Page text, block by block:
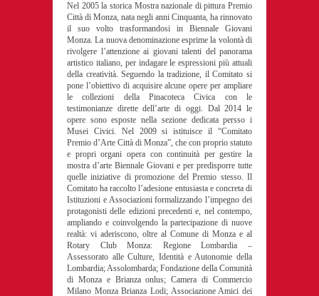
Nel 2005 la storica Mostra nazionale di pittura Premio
Città di Monza, nata negli anni Cinquanta, ha rinnovato
il suo volto trasformandosi in Biennale Giovani
Monza. La nuova denominazione esprime la volontà di
rivolgere l’attenzione ai giovani talenti del panorama
artistico italiano, per indagare le espressioni più attuali
della creatività. Seguendo la tradizione, il Comitato si
pone l’obiettivo di acquisire alcune opere per ampliare
le collezioni della Pinacoteca Civica con le
testimonianze dirette dell’arte di oggi. Dal 2014 le
opere sono esposte nella sezione dedicata persso i
Musei Civici. Nel 2009 si istituisce il “Comitato
Premio d’Arte Città di Monza”, che con proprio statuto
e propri organi opera con continuità per gestire la
mostra d’arte Biennale Giovani e per predisporre tutte
quelle iniziative di promozione del Premio stesso. Il
Comitato ha raccolto l’adesione entusiasta e concreta di
Istituzioni e Associazioni formalizzando l’impegno dei
protagonisti delle edizioni precedenti e, nel contempo,
ampliando e coinvolgendo la partecipazione di nuove
realtà: vi aderiscono, oltre al Comune di Monza e al
Rotary Club Monza: Regione Lombardia –
Assessorato alle Culture, Identità e Autonomie della
Lombardia; Assolombarda; Fondazione della Comunità
di Monza e Brianza onlus; Camera di Commercio
Milano Monza Brianza Lodi; Associazione Amici dei